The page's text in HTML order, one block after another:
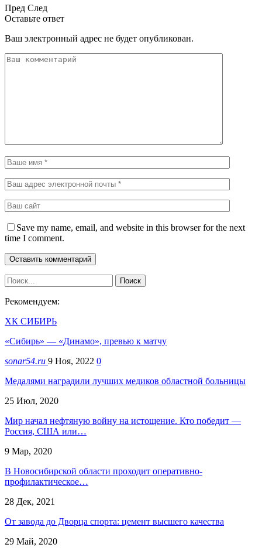
Пред След
Оставьте ответ
Ваш электронный адрес не будет опубликован.
Save my name, email, and website in this browser for the next
time I comment.
Рекомендуем:
ХК СИБИРЬ
«Сибирь» — «Динамо», превью к матчу
sonar54.ru 9 Ноя, 2022 0
Медалями наградили лучших медиков областной больницы
25 Июл, 2020
Мир начал нефтяную войну на истощение. Кто победит —
Россия, США или…
9 Мар, 2020
В Новосибирской области проходит оперативно-
профилактическое…
28 Дек, 2021
От завода до Дворца спорта: цемент высшего качества
29 Май, 2020